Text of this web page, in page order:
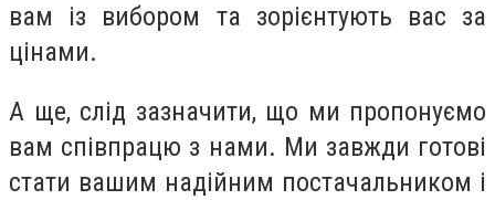
вам із вибором та зорієнтують вас за
цінами.
А ще, слід зазначити, що ми пропонуємо
вам співпрацю з нами. Ми завжди готові
стати вашим надійним постачальником і